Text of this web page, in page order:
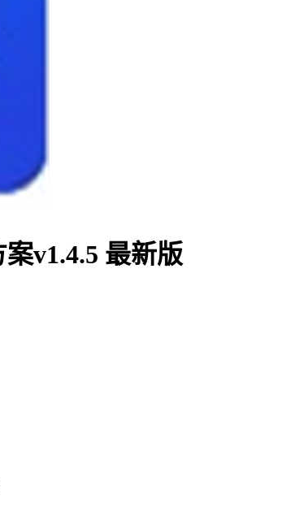
v1.4.5 最新版